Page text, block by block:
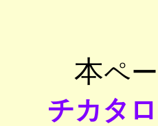
本ペ
チカタ